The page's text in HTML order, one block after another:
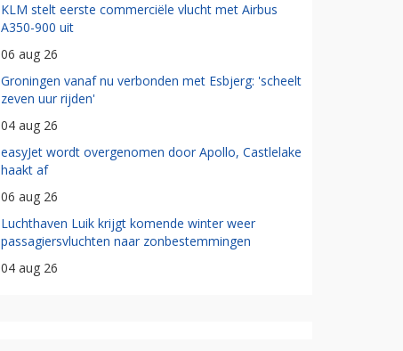
KLM stelt eerste commerciële vlucht met Airbus
A350-900 uit
06 aug 26
Groningen vanaf nu verbonden met Esbjerg: 'scheelt
zeven uur rijden'
04 aug 26
easyJet wordt overgenomen door Apollo, Castlelake
haakt af
06 aug 26
Luchthaven Luik krijgt komende winter weer
passagiersvluchten naar zonbestemmingen
04 aug 26